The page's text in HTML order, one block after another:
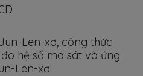
Len-xơ, công thức
hệ số ma sát và ứng
Len-xơ.